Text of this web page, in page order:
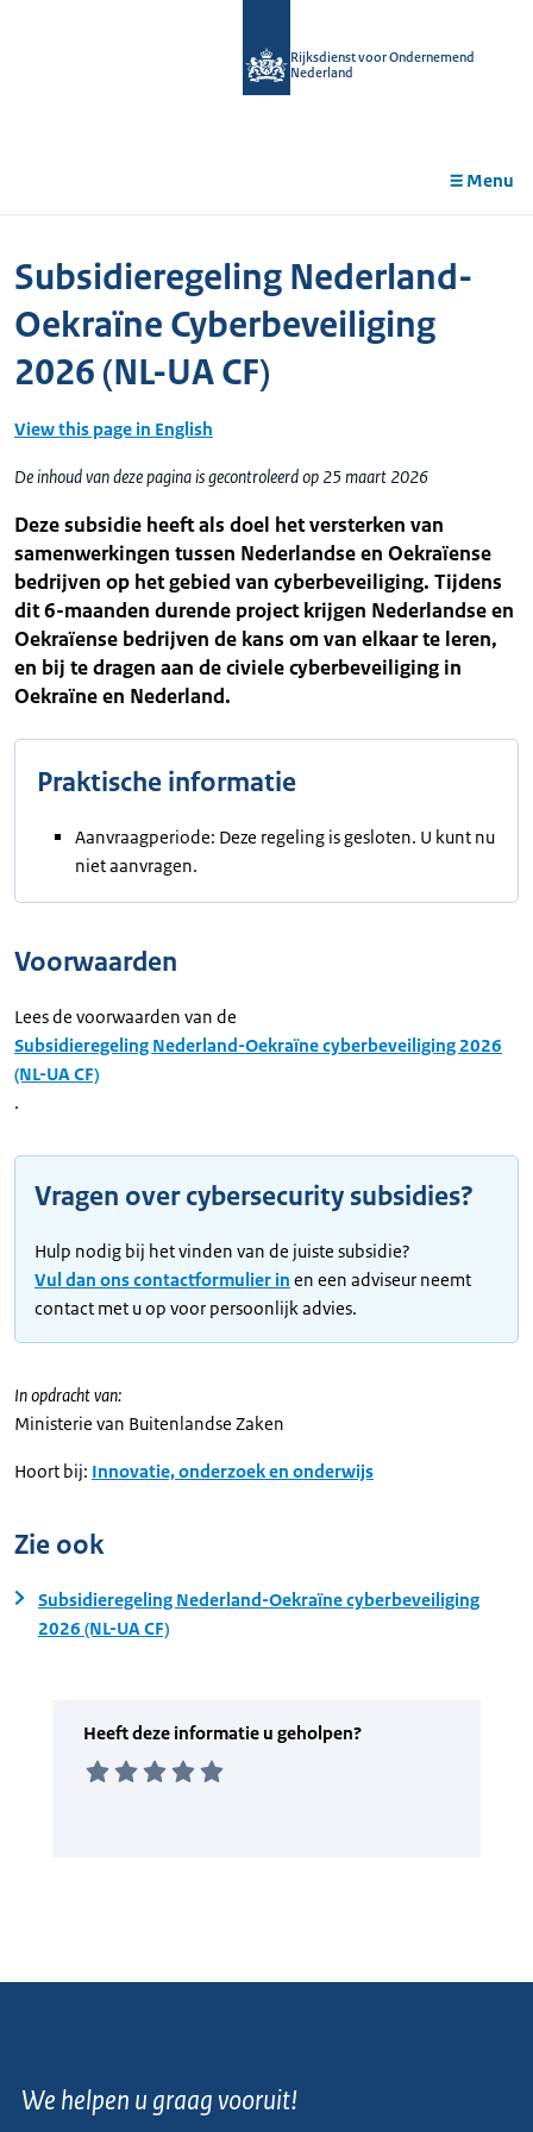
Rijksdienst voor Ondernemend
Nederland
Menu
Subsidieregeling Nederland-
Oekraïne Cyberbeveiliging
2026 (NL-UA CF)
View this page in English
De inhoud van deze pagina is gecontroleerd op 25 maart 2026
Deze subsidie heeft als doel het versterken van
samenwerkingen tussen Nederlandse en Oekraïense
bedrijven op het gebied van cyberbeveiliging. Tijdens
dit 6-maanden durende project krijgen Nederlandse en
Oekraïense bedrijven de kans om van elkaar te leren,
en bij te dragen aan de civiele cyberbeveiliging in
Oekraïne en Nederland.
Praktische informatie
Aanvraagperiode: Deze regeling is gesloten. U kunt nu
niet aanvragen.
Voorwaarden
Lees de voorwaarden van de
Subsidieregeling Nederland-Oekraïne cyberbeveiliging 2026
(NL-UA CF)
.
Vragen over cybersecurity subsidies?
Hulp nodig bij het vinden van de juiste subsidie?
Vul dan ons contactformulier in en een adviseur neemt
contact met u op voor persoonlijk advies.
In opdracht van:
Ministerie van Buitenlandse Zaken
Hoort bij: Innovatie, onderzoek en onderwijs
Zie ook
Subsidieregeling Nederland-Oekraïne cyberbeveiliging
2026 (NL-UA CF)
We helpen u graag vooruit!